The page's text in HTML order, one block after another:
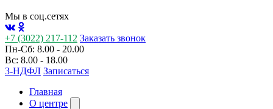
Мы в соц.сетях
+7 (3022) 217-112 Заказать звонок
Пн-Сб: 8.00 - 20.00
Вс: 8.00 - 18.00
3-НДФЛ Записаться
Главная
О центре